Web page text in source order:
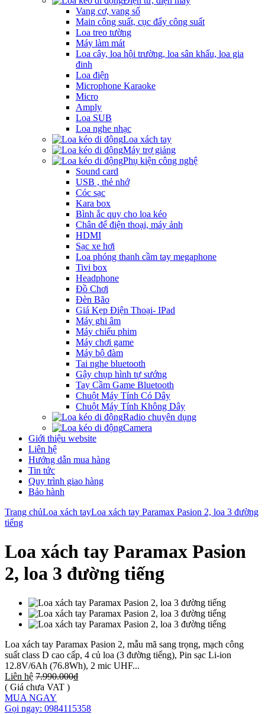
Vang cơ, vang số
Main công suất, cục đẩy công suất
Loa treo tường
Máy làm mát
Loa cây, loa hội trường, loa sân khấu, loa gia
đinh
Loa điện
Microphone Karaoke
Micro
Amply
Loa SUB
Loa nghe nhạc
Loa xách tay
Máy trợ giảng
Phụ kiện công nghệ
Sound card
USB , thẻ nhớ
Cóc sạc
Kara box
Bình ắc quy cho loa kéo
Chân để điện thoại, máy ảnh
HDMI
Sạc xe hơi
Loa phóng thanh cầm tay megaphone
Tivi box
Headphone
Đồ Chơi
Đèn Bão
Giá Kẹp Điện Thoại- IPad
Máy ghi âm
Máy chiếu phim
Máy chơi game
Máy bộ đàm
Tai nghe bluetooth
Gậy chụp hình tự sướng
Tay Cầm Game Bluetooth
Chuột Máy Tính Có Dây
Chuột Máy Tính Không Dây
Radio chuyên dụng
Camera
Giới thiệu website
Liên hệ
Hướng dẫn mua hàng
Tin tức
Quy trình giao hàng
Bảo hành
Trang chủLoa xách tayLoa xách tay Paramax Pasion 2, loa 3 đường
tiếng
Loa xách tay Paramax Pasion
2, loa 3 đường tiếng
Loa xách tay Paramax Pasion 2, mẫu mã sang trọng, mạch công
suất class D cao cấp, 4 củ loa (3 đường tiếng), Pin sạc Li-ion
12.8V/6Ah (76.8Wh), 2 mic UHF...
Liên hệ 7.990.000₫
( Giá chưa VAT )
MUA NGAY
Gọi ngay: 0984115358